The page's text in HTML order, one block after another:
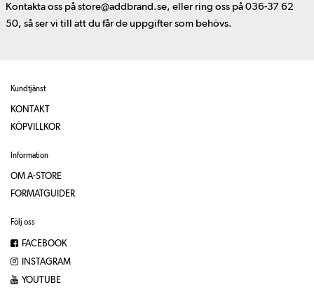
Kontakta oss på store@addbrand.se, eller ring oss på 036-37 62
50, så ser vi till att du får de uppgifter som behövs.
Kundtjänst
KONTAKT
KÖPVILLKOR
Information
OM A-STORE
FORMATGUIDER
Följ oss
FACEBOOK
INSTAGRAM
YOUTUBE